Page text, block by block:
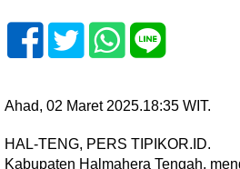
Ahad, 02 Maret 2025.18:35 WIT.
HAL-TENG, PERS TIPIKOR.ID.
Kabupaten Halmahera Tengah,